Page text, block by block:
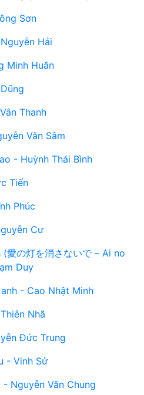
Sơn
Hải
Minh Huân
Thanh
Văn Sâm
- Huỳnh Thái Bình
Tiến
Phúc
Cư
の灯を消さないで – Ai no
Duy
- Cao Nhật Minh
Nhã
Đức Trung
- Vinh Sử
Nguyễn Văn Chung